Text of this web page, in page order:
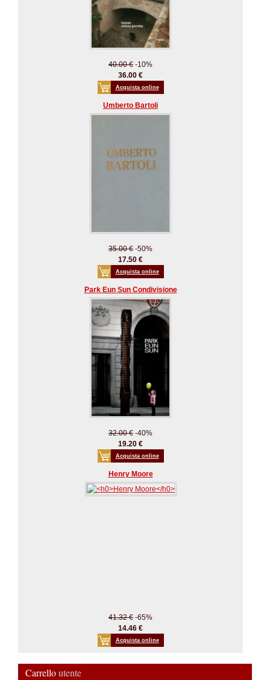
40.00 € -10%
36.00 €
Acquista online
Umberto Bartoli
35.00 € -50%
17.50 €
Acquista online
Park Eun Sun Condivisione
32.00 € -40%
19.20 €
Acquista online
Henry Moore
41.32 € -65%
14.46 €
Acquista online
Carrelloutente